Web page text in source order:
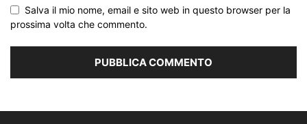
Salva il mio nome, email e sito web in questo browser per la
prossima volta che commento.